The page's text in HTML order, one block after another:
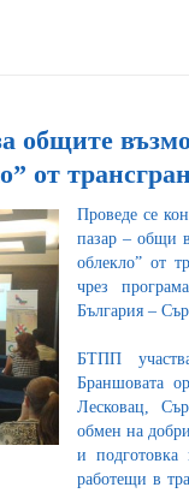
общите
от
Проведе се
пазар – общи
облекло” от
чрез
България –
БТПП
Браншовата
Лесковац,
обмен на
и
работещи в